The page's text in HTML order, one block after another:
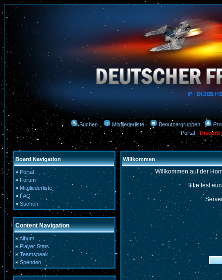
Suchen Mitgliederliste Benutzergruppen
Portal-Discord
Board Navigation
» Portal
» Forum
» Mitgliederliste
» FAQ
» Suchen
Content Navigation
»Album
» Player Stats
» Teamspeak
» Spenden
Willkommen
Willkommen auf der
Bitte lest